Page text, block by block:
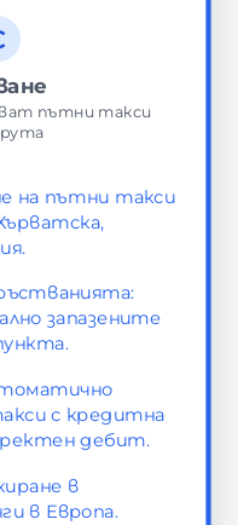
пътни такси
на пътни такси
запазените
с кредитна
дебит.
в
в Европа.